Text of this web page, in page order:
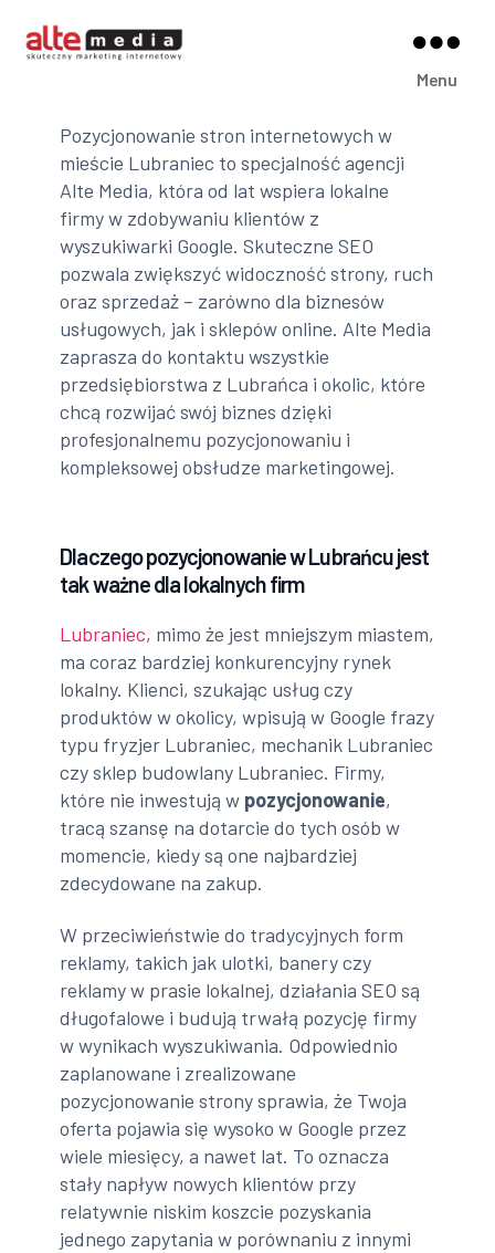
Media
Menu
Pozycjonowanie stron internetowych w
mieście Lubraniec to specjalność agencji
Alte Media, która od lat wspiera lokalne
firmy w zdobywaniu klientów z
wyszukiwarki Google. Skuteczne SEO
pozwala zwiększyć widoczność strony, ruch
oraz sprzedaż – zarówno dla biznesów
usługowych, jak i sklepów online. Alte Media
zaprasza do kontaktu wszystkie
przedsiębiorstwa z Lubrańca i okolic, które
chcą rozwijać swój biznes dzięki
profesjonalnemu pozycjonowaniu i
kompleksowej obsłudze marketingowej.
Dlaczego pozycjonowanie w Lubrańcu jest
tak ważne dla lokalnych firm
Lubraniec, mimo że jest mniejszym miastem,
ma coraz bardziej konkurencyjny rynek
lokalny. Klienci, szukając usług czy
produktów w okolicy, wpisują w Google frazy
typu fryzjer Lubraniec, mechanik Lubraniec
czy sklep budowlany Lubraniec. Firmy,
które nie inwestują w pozycjonowanie,
tracą szansę na dotarcie do tych osób w
momencie, kiedy są one najbardziej
zdecydowane na zakup.
W przeciwieństwie do tradycyjnych form
reklamy, takich jak ulotki, banery czy
reklamy w prasie lokalnej, działania SEO są
długofalowe i budują trwałą pozycję firmy
w wynikach wyszukiwania. Odpowiednio
zaplanowane i zrealizowane
pozycjonowanie strony sprawia, że Twoja
oferta pojawia się wysoko w Google przez
wiele miesięcy, a nawet lat. To oznacza
stały napływ nowych klientów przy
relatywnie niskim koszcie pozyskania
jednego zapytania w porównaniu z innymi